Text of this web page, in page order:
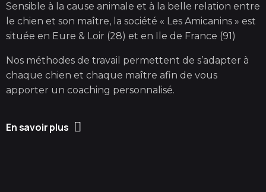
Sensible à la cause animale et à la belle relation entre
le chien et son maître, la société « Les Amicanins » est
située en Eure & Loir (28) et en Ile de France (91)
Nos méthodes de travail permettent de s’adapter à
chaque chien et chaque maître afin de vous
apporter un coaching personnalisé.
En savoir plus